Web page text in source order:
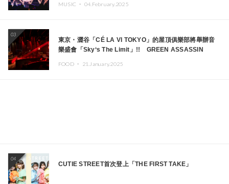
MUSIC ・ 04.February.2025
03
東京・澀谷「CÉ LA VI TOKYO」的屋頂俱樂部將舉辦音
樂盛會「Sky‘s The Limit」!! GREEN ASSASSIN
本頂尖DJ及創作者齊聚一堂
FOOD ・ 21.January.2025
04
CUTIE STREET首次登上「THE FIRST TAKE」